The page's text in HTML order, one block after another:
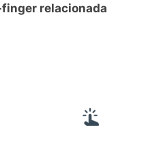
relacionada